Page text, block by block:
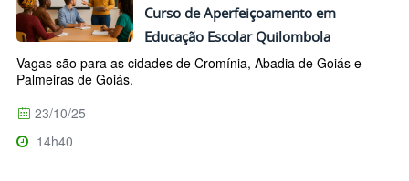
Curso de Aperfeiçoamento em
Educação Escolar Quilombola
Vagas são para as cidades de Cromínia, Abadia de Goiás e
Palmeiras de Goiás.
23/10/25
14h40